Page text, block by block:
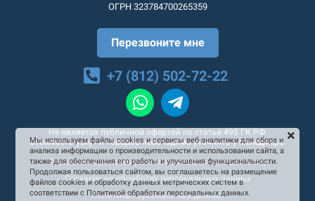
ОГРН 323784700265359
Перезвоните мне
+7 (812) 502-72-22
Не является публичной офертой по статье 495 ГК РФ.
Стоимость услуг и товаров необходимо уточнять у менеджера.
Согласие на рекламную и информационную рассылку
Согласие на обработку персональных данных
Политика персональных данных
Мы используем файлы cookies и сервисы веб-аналитики для сбора и
анализа информации о производительности и использовании сайта, а
также для обеспечения его работы и улучшения функциональности.
Продолжая пользоваться сайтом, вы соглашаетесь на размещение
файлов cookies и обработку данных метрических систем в
соответствии с Политикой обработки персональных данных.